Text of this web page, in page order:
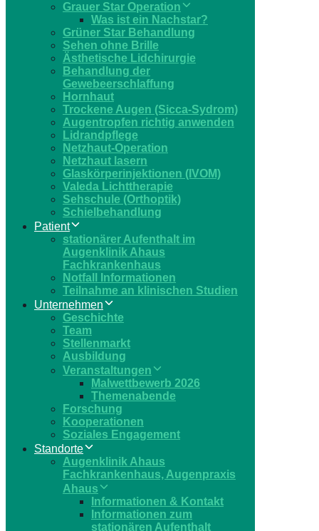
Grauer Star Operation
Was ist ein Nachstar?
Grüner Star Behandlung
Sehen ohne Brille
Ästhetische Lidchirurgie
Behandlung der
Gewebeerschlaffung
Hornhaut
Trockene Augen (Sicca-Sydrom)
Augentropfen richtig anwenden
Lidrandpflege
Netzhaut-Operation
Netzhaut lasern
Glaskörperinjektionen (IVOM)
Valeda Lichttherapie
Sehschule (Orthoptik)
Schielbehandlung
Patient
stationärer Aufenthalt im
Augenklinik Ahaus
Fachkrankenhaus
Notfall Informationen
Teilnahme an klinischen Studien
Unternehmen
Geschichte
Team
Stellenmarkt
Ausbildung
Veranstaltungen
Malwettbewerb 2026
Themenabende
Forschung
Kooperationen
Soziales Engagement
Standorte
Augenklinik Ahaus
Fachkrankenhaus, Augenpraxis
Ahaus
Informationen & Kontakt
Informationen zum
stationären Aufenthalt